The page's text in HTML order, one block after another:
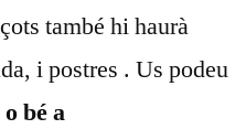
també hi haurà
i postres . Us podeu
bé a